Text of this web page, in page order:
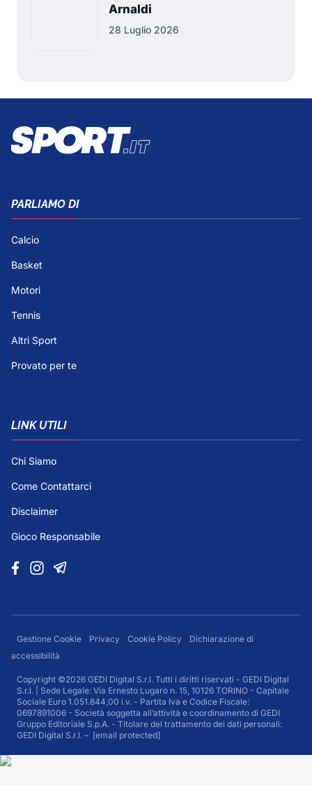
Arnaldi
28 Luglio 2026
PARLIAMO DI
Calcio
Basket
Motori
Tennis
Altri Sport
Provato per te
LINK UTILI
Chi Siamo
Come Contattarci
Disclaimer
Gioco Responsabile
Gestione Cookie Privacy Cookie Policy
Dichiarazione di
accessibilità
Copyright ©2026 GEDI Digital S.r.l. Tutti i diritti riservati - GEDI Digital
S.r.l. | Sede Legale: Via Ernesto Lugaro n. 15, 10126 TORINO - Capitale
Sociale Euro 1.051.844,00 i.v. - Partita Iva e Codice Fiscale:
0697891006 - Società soggetta all’attività e coordinamento di GEDI
Gruppo Editoriale S.p.A. - Titolare del trattamento dei dati personali:
GEDI Digital S.r.l. – [email protected]